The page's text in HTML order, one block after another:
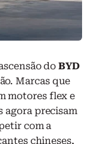
doBYD
Marcas que
motores flex e
agora precisam
com a
chineses,